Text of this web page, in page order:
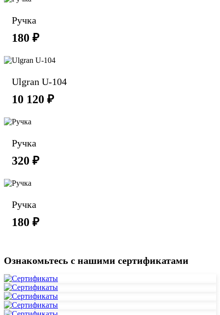
Ручка
180 ₽
Ulgran U-104
10 120 ₽
Ручка
320 ₽
Ручка
180 ₽
Ознакомьтесь с нашими сертификатами